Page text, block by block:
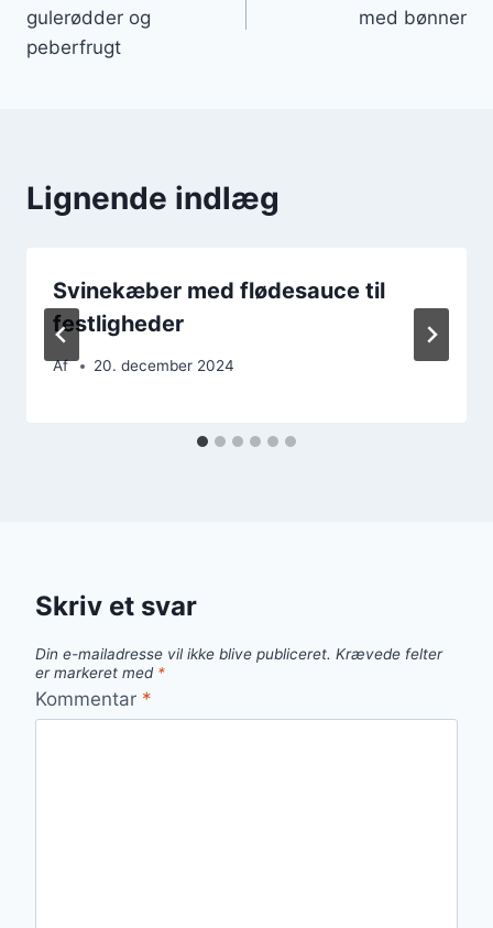
gulerødder og
peberfrugt
med bønner
Lignende indlæg
Svinekæber med flødesauce til
festligheder
Af 20. december 2024
Skriv et svar
Din e-mailadresse vil ikke blive publiceret. Krævede felter
er markeret med *
Kommentar *